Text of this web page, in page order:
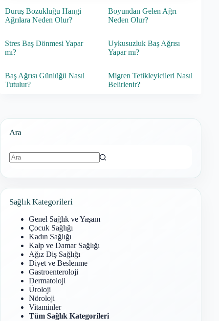
Duruş Bozukluğu Hangi
Ağrılara Neden Olur?
Boyundan Gelen Ağrı
Neden Olur?
Stres Baş Dönmesi Yapar
mı?
Uykusuzluk Baş Ağrısı
Yapar mı?
Baş Ağrısı Günlüğü Nasıl
Tutulur?
Migren Tetikleyicileri Nasıl
Belirlenir?
Ara
Sağlık Kategorileri
Genel Sağlık ve Yaşam
Çocuk Sağlığı
Kadın Sağlığı
Kalp ve Damar Sağlığı
Ağız Diş Sağlığı
Diyet ve Beslenme
Gastroenteroloji
Dermatoloji
Üroloji
Nöroloji
Vitaminler
Tüm Sağlık Kategorileri